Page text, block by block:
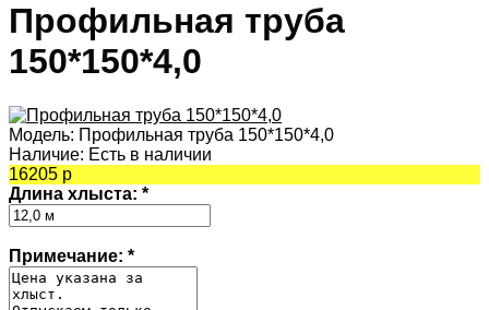
Профильная труба
150*150*4,0
Модель: Профильная труба 150*150*4,0
Наличие: Есть в наличии
16205 р
Длина хлыста: *
Примечание: *